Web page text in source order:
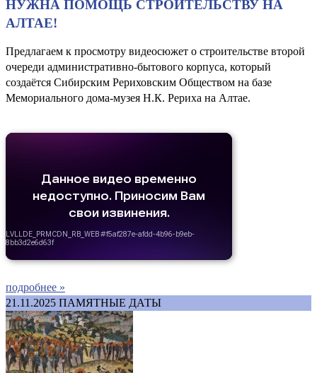
НУЖНА ПОМОЩЬ СТРОИТЕЛЬСТВУ НА
АЛТАЕ!
Предлагаем к просмотру видеосюжет о строительстве второй
очереди административно-бытового корпуса, который
создаётся Сибирским Рериховским Обществом на базе
Мемориального дома-музея Н.К. Рериха на Алтае.
подробнее »
21.11.2025 ПАМЯТНЫЕ ДАТЫ